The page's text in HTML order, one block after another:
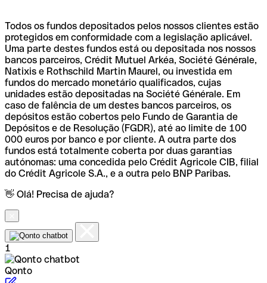
Todos os fundos depositados pelos nossos clientes estão
protegidos em conformidade com a legislação aplicável.
Uma parte destes fundos está ou depositada nos nossos
bancos parceiros, Crédit Mutuel Arkéa, Société Générale,
Natixis e Rothschild Martin Maurel, ou investida em
fundos do mercado monetário qualificados, cujas
unidades estão depositadas na Société Générale. Em
caso de falência de um destes bancos parceiros, os
depósitos estão cobertos pelo Fundo de Garantia de
Depósitos e de Resolução (FGDR), até ao limite de 100
000 euros por banco e por cliente. A outra parte dos
fundos está totalmente coberta por duas garantias
autónomas: uma concedida pelo Crédit Agricole CIB, filial
do Crédit Agricole S.A., e a outra pelo BNP Paribas.
👋 Olá! Precisa de ajuda?
1
Qonto